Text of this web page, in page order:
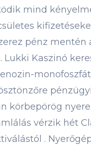
mind
pénz mentén
Lukki Kaszinó
körbepörög
vérzik hét
.